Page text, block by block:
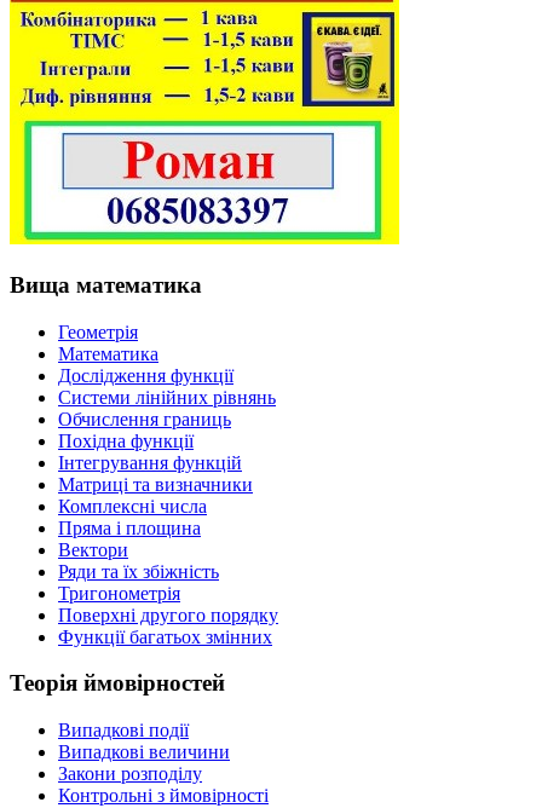
Вища математика
Геометрія
Математика
Дослідження функції
Системи лінійних рівнянь
Обчислення границь
Похідна функції
Інтегрування функцій
Матриці та визначники
Комплексні числа
Пряма і площина
Вектори
Ряди та їх збіжність
Тригонометрія
Поверхні другого порядку
Функції багатьох змінних
Теорія ймовірностей
Випадкові події
Випадкові величини
Закони розподілу
Контрольні з ймовірності